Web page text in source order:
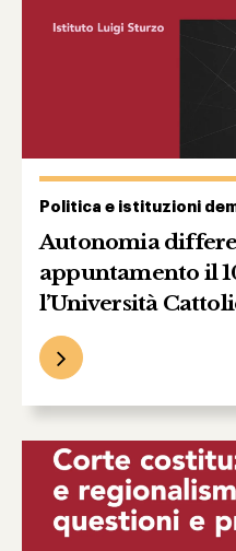
Politica e istituzioni
Autonomia
appuntamento il
l’Università